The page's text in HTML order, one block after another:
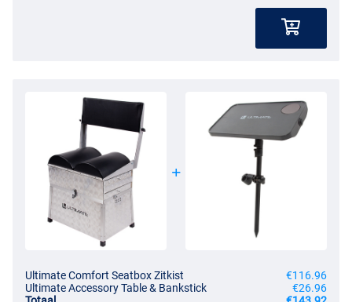
Ultimate Comfort Seatbox Zitkist
€116.96
Ultimate Accessory Table & Bankstick
€26.96